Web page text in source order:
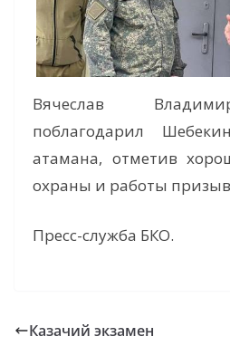
Вячеслав
поблагодарил
атамана, отметив
охраны и работы
Пресс-служба БКО.
Казачий экзамен